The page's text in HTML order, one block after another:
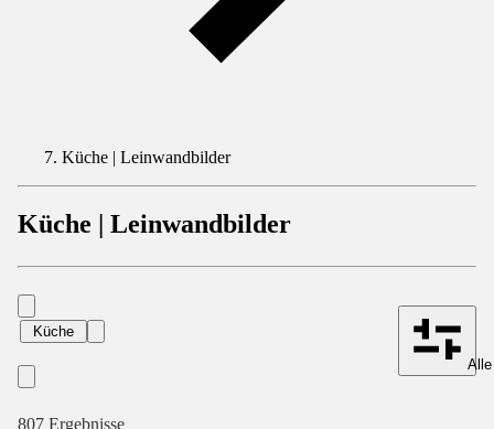
Küche | Leinwandbilder
Küche | Leinwandbilder
Küche
807 Ergebnisse